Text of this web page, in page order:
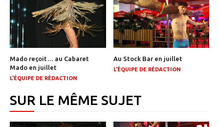
Mado reçoit… au Cabaret
Mado en juillet
L'ÉQUIPE DE RÉDACTION
Au Stock Bar en juillet
L'ÉQUIPE DE RÉDACTION
SUR LE MÊME SUJET